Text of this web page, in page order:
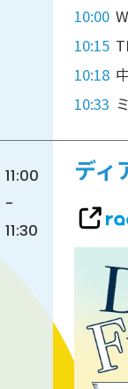
10:00
10:15
10:18
10:33
11:00
-
11:30
ディ